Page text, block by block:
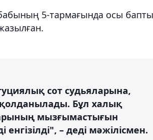
5-тармағында осы
сот судьяларына,
Бұл халық
мызғымастығын
– деді мәжілісмен.